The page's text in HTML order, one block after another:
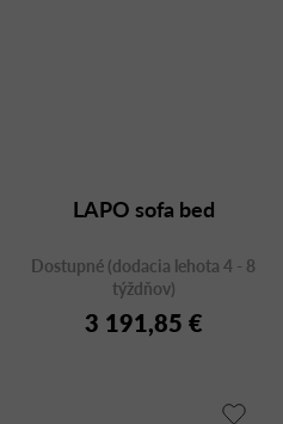
LAPO sofa bed
Dostupné (dodacia lehota 4 - 8
týždňov)
3 191,85 €